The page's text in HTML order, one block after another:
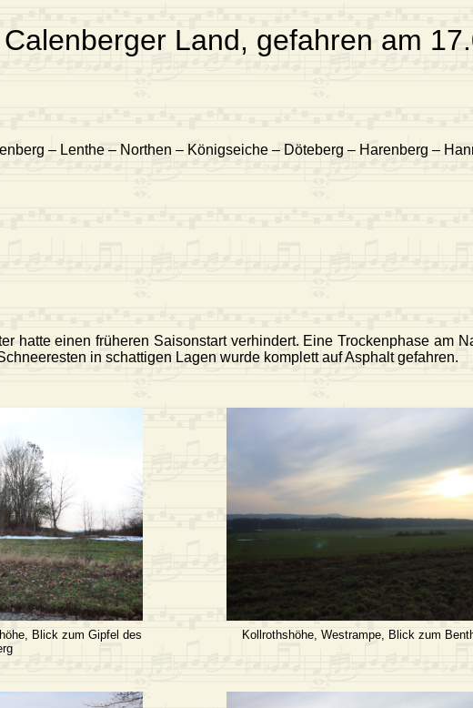
Calenberger Land, gefahren am
– Lenthe – Northen – Königseiche – Döteberg – Harenberg –
hatte einen früheren Saisonstart verhindert. Eine Trockenphase am
in schattigen Lagen wurde komplett auf Asphalt gefahren.
Blick zum Gipfel des
Kollrothshöhe, Westrampe, Blick zum